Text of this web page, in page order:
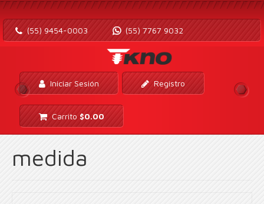
(55) 9454-0003 (55) 7767 9032
Iniciar Sesión Registro
Carrito $0.00
medida